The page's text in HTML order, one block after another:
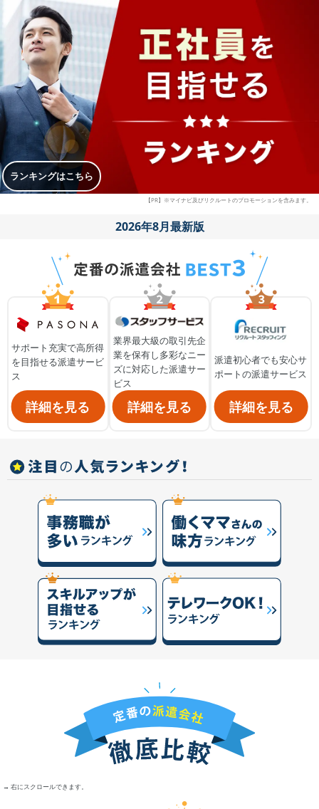
ランキングはこちら
【PR】※マイナビ及びリクルートのプロモーションを含みます。
2026年8月最新版
サポート充実で高所得
を目指せる派遣サービ
ス
詳細を見る
業界最大級の取引先企
業を保有し多彩なニー
ズに対応した派遣サー
ビス
詳細を見る
派遣初心者でも安心サ
ポートの派遣サービス
詳細を見る
→ 右にスクロールできます。